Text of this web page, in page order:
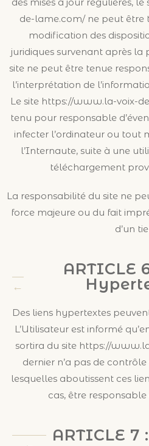
des mises à jour régulières,
de-lame.com/ ne peut être
modification des
juridiques survenant après
site ne peut être tenue
l’interprétation de
Le site https://www.la-voix-
tenu pour responsable
infecter l’ordinateur ou tout
l’Internaute, suite à une
téléchargement
La responsabilité du site ne
force majeure ou du fait
d’un
ARTICLE
Des liens hypertextes
L’Utilisateur est informé
sortira du site https://
dernier n’a pas de
lesquelles aboutissent ces
cas, être
ARTICLE 7